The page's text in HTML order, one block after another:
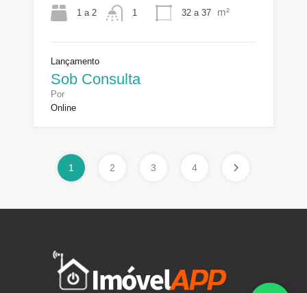
1 a 2 1 32 a 37 m²
Lançamento
Sob Consulta
Por
Online
1 2 3 4